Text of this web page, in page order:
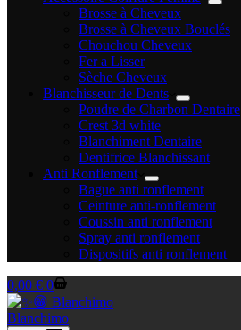
Brosse à Cheveux
Brosse à Cheveux Bouclés
Chouchou Cheveux
Fer a Lisser
Sèche Cheveux
Blanchisseur de Dents
Poudre de Charbon Dentaire
Crest 3d white
Blanchiment Dentaire
Dentifrice Blanchissant
Anti Ronflement
Bague anti ronflement
Ceinture anti-ronflement
Coussin anti ronflement
Spray anti ronflement
Dispositifs anti ronflement
Panier
d’achat
0,00 € 0
Blanchimo